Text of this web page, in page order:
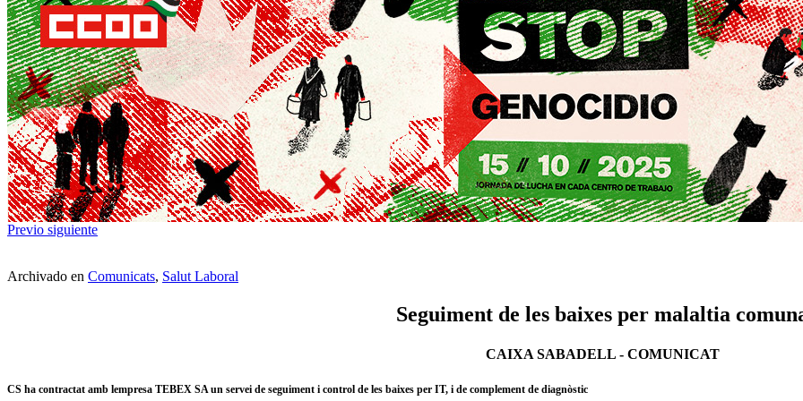
Previo siguiente
Archivado en Comunicats, Salut Laboral
Seguiment de les baixes per malaltia
CAIXA SABADELL - COMUNICAT
CS ha contractat amb lempresa TEBEX SA un servei de seguiment i control de les baixes per IT, i de complement de diagnòstic